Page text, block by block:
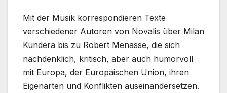
Mit der Musik korrespondieren Texte
verschiedener Autoren von Novalis über Milan
Kundera bis zu Robert Menasse, die sich
nachdenklich, kritisch, aber auch humorvoll
mit Europa, der Europäischen Union, ihren
Eigenarten und Konflikten auseinandersetzen.